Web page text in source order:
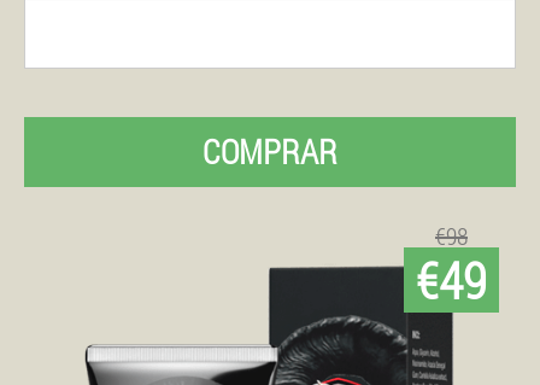
COMPRAR
€98
€49